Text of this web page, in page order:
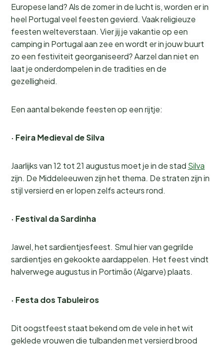
Europese land? Als de zomer in de lucht is, worden er in
heel Portugal veel feesten gevierd. Vaak religieuze
feesten welteverstaan. Vier jij je vakantie op een
camping in Portugal aan zee en wordt er in jouw buurt
zo een festiviteit georganiseerd? Aarzel dan niet en
laat je onderdompelen in de tradities en de
gezelligheid.
Een aantal bekende feesten op een rijtje:
· Feira Medieval de Silva
Jaarlijks van 12 tot 21 augustus moet je in de stad Silva
zijn. De Middeleeuwen zijn het thema. De straten zijn in
stijl versierd en er lopen zelfs acteurs rond.
· Festival da Sardinha
Jawel, het sardientjesfeest. Smul hier van gegrilde
sardientjes en gekookte aardappelen. Het feest vindt
halverwege augustus in Portimão (Algarve) plaats.
· Festa dos Tabuleiros
Dit oogstfeest staat bekend om de vele in het wit
geklede vrouwen die tulbanden met versierd brood